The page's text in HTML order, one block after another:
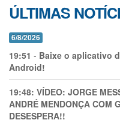
ÚLTIMAS
6/8/2026
19:51 - Baixe o aplicativo
Android!
19:48: VÍDEO: JORGE
ANDRÉ MENDONÇA COM
DESESPERA!!